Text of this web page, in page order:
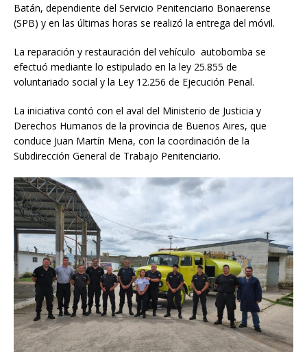
Batán, dependiente del Servicio Penitenciario Bonaerense
(SPB) y en las últimas horas se realizó la entrega del móvil.
La reparación y restauración del vehículo autobomba se
efectuó mediante lo estipulado en la ley 25.855 de
voluntariado social y la Ley 12.256 de Ejecución Penal.
La iniciativa contó con el aval del Ministerio de Justicia y
Derechos Humanos de la provincia de Buenos Aires, que
conduce Juan Martín Mena, con la coordinación de la
Subdirección General de Trabajo Penitenciario.